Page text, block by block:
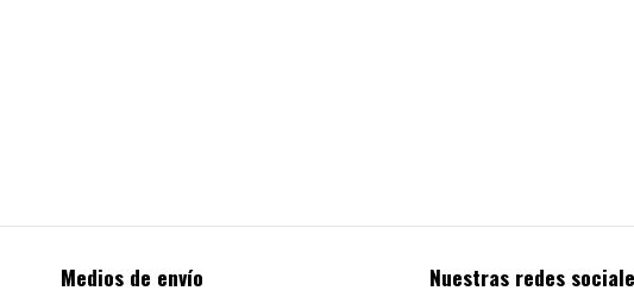
Medios de envío Nuestras redes